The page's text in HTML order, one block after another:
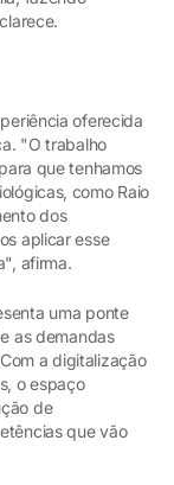
oferecida
"O trabalho
que tenhamos
como Raio
dos
aplicar esse
afirma.
uma ponte
as demandas
a digitalização
o espaço
de
que vão